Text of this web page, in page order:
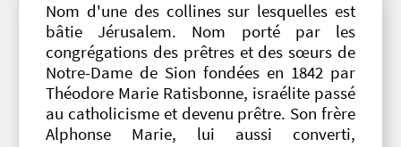
Nom d'une des collines sur lesquelles est
bâtie Jérusalem. Nom porté par les
congrégations des prêtres et des sœurs de
Notre-Dame de Sion fondées en 1842 par
Théodore Marie Ratisbonne, israélite passé
au catholicisme et devenu prêtre. Son frère
Alphonse Marie, lui aussi converti,